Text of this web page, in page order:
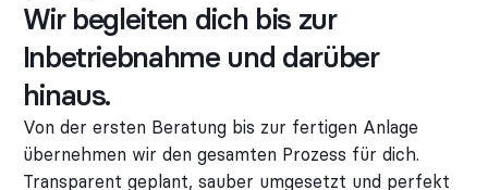
Wir begleiten dich bis zur
Inbetriebnahme und darüber
hinaus.
Von der ersten Beratung bis zur fertigen Anlage
übernehmen wir den gesamten Prozess für dich.
Transparent geplant, sauber umgesetzt und perfekt